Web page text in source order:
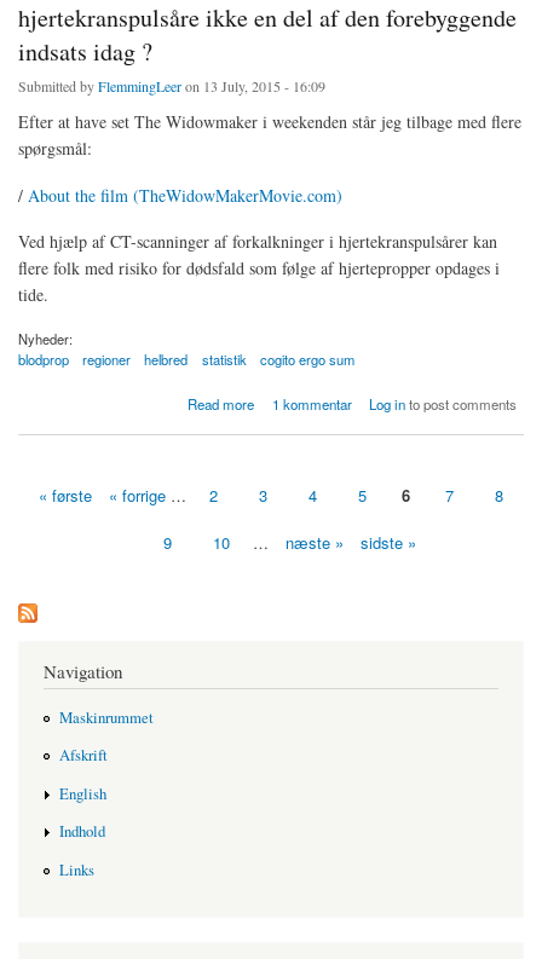
hjertekranspulsåre ikke en del af den forebyggende
indsats idag ?
Submitted byFlemmingLeeron 13 July, 2015 - 16:09
Efter at have set The Widowmaker i weekenden står jeg tilbage med flere
spørgsmål:
/ About the film (TheWidowMakerMovie.com)
Ved hjælp af CT-scanninger af forkalkninger i hjertekranspulsårer kan
flere folk med risiko for dødsfald som følge af hjertepropper opdages i
tide.
Nyheder:
blodprop
regioner helbred statistik cogito ergo sum
Read more
about Hvorfor er screening af åreforkalkninger i hjertekranspulsåre ikke en del af den
1 kommentar Log into post comments
« første « forrige … 2 3 4 5 6 7 8
9 10 … næste » sidste »
Navigation
Maskinrummet
Afskrift
English
Indhold
Links